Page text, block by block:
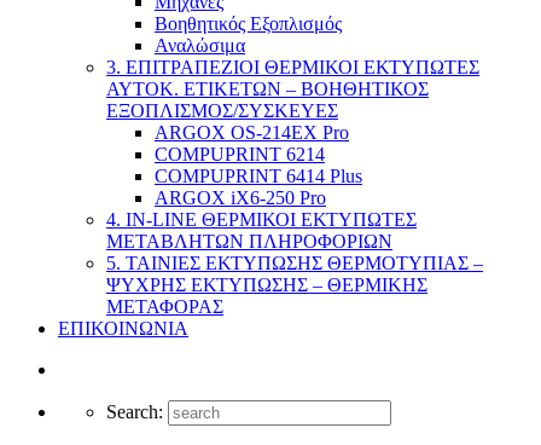
Βοηθητικός Εξοπλισμός
Αναλώσιμα
3. ΕΠΙΤΡΑΠΕΖΙΟΙ ΘΕΡΜΙΚΟΙ ΕΚΤΥΠΩΤΕΣ
ΑΥΤΟΚ. ΕΤΙΚΕΤΩΝ – ΒΟΗΘΗΤΙΚΟΣ
ΕΞΟΠΛΙΣΜΟΣ/ΣΥΣΚΕΥΕΣ
ARGOX OS-214EX Pro
COMPUPRINT 6214
COMPUPRINT 6414 Plus
ARGOX iX6-250 Pro
4. IN-LINE ΘΕΡΜΙΚΟΙ ΕΚΤΥΠΩΤΕΣ
ΜΕΤΑΒΛΗΤΩΝ ΠΛΗΡΟΦΟΡΙΩΝ
5. ΤΑΙΝΙΕΣ ΕΚΤΥΠΩΣΗΣ ΘΕΡΜΟΤΥΠΙΑΣ –
ΨΥΧΡΗΣ ΕΚΤΥΠΩΣΗΣ – ΘΕΡΜΙΚΗΣ
ΜΕΤΑΦΟΡΑΣ
ΕΠΙΚΟΙΝΩΝΙΑ
Search: